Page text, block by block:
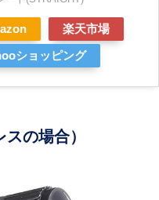
楽天市場
ショッピング
の場合）